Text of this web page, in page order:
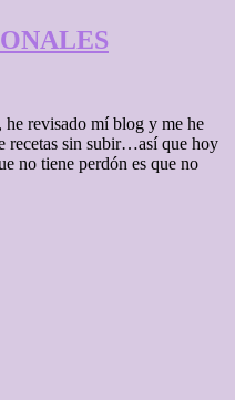
he revisado mí blog y me he
recetas sin subir…así que hoy
no tiene perdón es que no